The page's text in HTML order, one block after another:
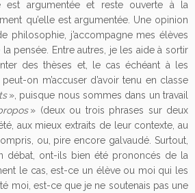
est argumentée et reste ouverte à la
qu’elle est argumentée. Une opinion
philosophie, j’accompagne mes élèves
la pensée. Entre autres, je les aide à sortir
des thèses et, le cas échéant à les
on m’accuser d’avoir tenu en classe
», puisque nous sommes dans un travail
» (deux ou trois phrases sur deux
aux mieux extraits de leur contexte, au
ou, pire encore galvaudé. Surtout,
débat, ont-ils bien été prononcés de la
le cas, est-ce un élève ou moi qui les
moi, est-ce que je ne soutenais pas une